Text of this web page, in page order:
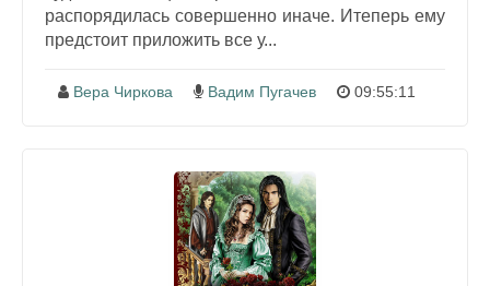
распорядилась совершенно иначе. Итеперь ему
предстоит приложить все у...
Вера Чиркова Вадим Пугачев 09:55:11